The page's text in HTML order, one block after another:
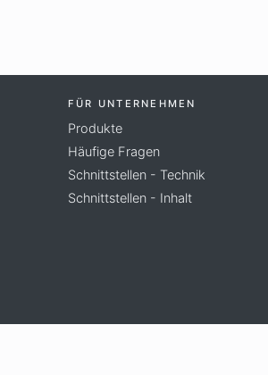
FÜR UNTERNEHMEN
Produkte
Häufige Fragen
Schnittstellen - Technik
Schnittstellen - Inhalt